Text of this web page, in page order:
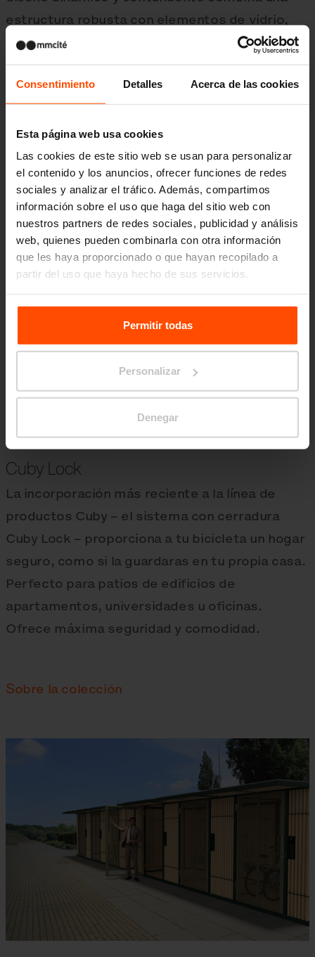
Consentimiento Detalles Acerca de las cookies
Esta página web usa cookies
Las cookies de este sitio web se usan para personalizar
el contenido y los anuncios, ofrecer funciones de redes
sociales y analizar el tráfico. Además, compartimos
información sobre el uso que haga del sitio web con
nuestros partners de redes sociales, publicidad y análisis
web, quienes pueden combinarla con otra información
que les haya proporcionado o que hayan recopilado a
partir del uso que haya hecho de sus servicios.
Para más información, visitePrinciples Relating to the
Processing Personal Data.Permitir todas
Personalizar
Denegar
estructura robusta con elementos de vidrio,
y puede completarse con un techo solar o un
tejado verde. Es la solución perfecta para
quienes buscan proteger su bicicleta en la
ciudad con estilo.
Sobre la colección
Cuby Lock
La incorporación más reciente a la línea de
productos Cuby – el sistema con cerradura
Cuby Lock – proporciona a tu bicicleta un hogar
seguro, como si la guardaras en tu propia casa.
Perfecto para patios de edificios de
apartamentos, universidades u oficinas.
Ofrece máxima seguridad y comodidad.
Sobre la colección